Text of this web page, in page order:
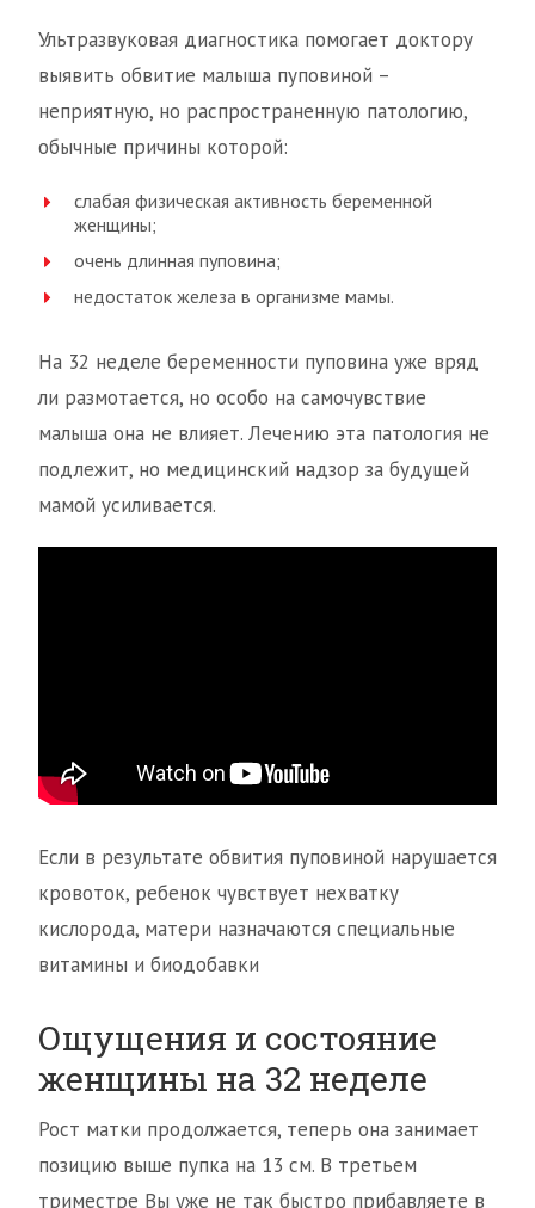
Ультразвуковая диагностика помогает доктору
выявить обвитие малыша пуповиной –
неприятную, но распространенную патологию,
обычные причины которой:
слабая физическая активность беременной
женщины;
очень длинная пуповина;
недостаток железа в организме мамы.
На 32 неделе беременности пуповина уже вряд
ли размотается, но особо на самочувствие
малыша она не влияет. Лечению эта патология не
подлежит, но медицинский надзор за будущей
мамой усиливается.
Если в результате обвития пуповиной нарушается
кровоток, ребенок чувствует нехватку
кислорода, матери назначаются специальные
витамины и биодобавки
Ощущения и состояние
женщины на 32 неделе
Рост матки продолжается, теперь она занимает
позицию выше пупка на 13 см. В третьем
триместре Вы уже не так быстро прибавляете в